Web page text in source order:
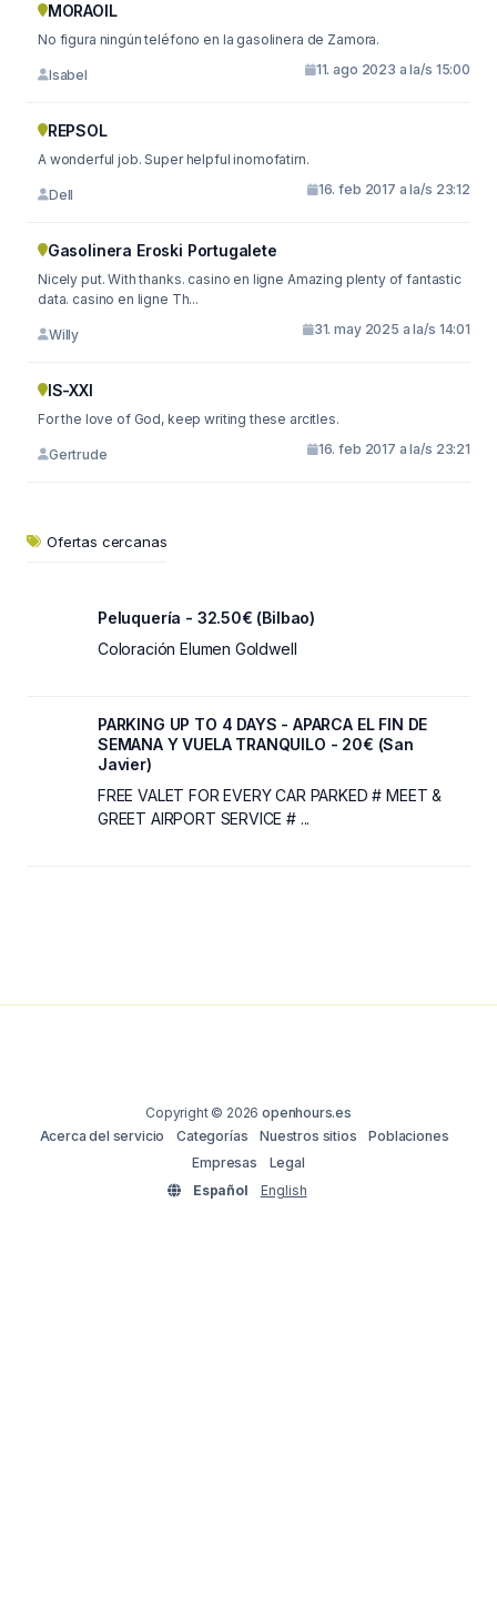
MORAOIL
No figura ningún teléfono en la gasolinera de Zamora.
Isabel 11. ago 2023 a la/s 15:00
REPSOL
A wonderful job. Super helpful inomofatirn.
Dell 16. feb 2017 a la/s 23:12
Gasolinera Eroski Portugalete
Nicely put. With thanks. casino en ligne Amazing plenty of fantastic
data. casino en ligne Th...
Willy 31. may 2025 a la/s 14:01
IS-XXI
For the love of God, keep writing these arcitles.
Gertrude 16. feb 2017 a la/s 23:21
Ofertas cercanas
Peluquería - 32.50€ (Bilbao)
Coloración Elumen Goldwell
PARKING UP TO 4 DAYS - APARCA EL FIN DE
SEMANA Y VUELA TRANQUILO - 20€ (San
Javier)
FREE VALET FOR EVERY CAR PARKED # MEET &
GREET AIRPORT SERVICE # ...
Copyright © 2026openhours.es
Acerca del servicio
Categorías Nuestros sitios
Poblaciones
Empresas
Legal
Español
English